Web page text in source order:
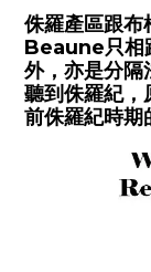
侏羅產區跟
Beaune只相
外，亦是分隔
聽到侏羅紀
前侏羅紀時期